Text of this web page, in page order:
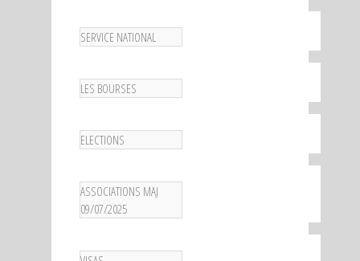
SERVICE NATIONAL
LES BOURSES
ELECTIONS
ASSOCIATIONS MAJ
09/07/2025